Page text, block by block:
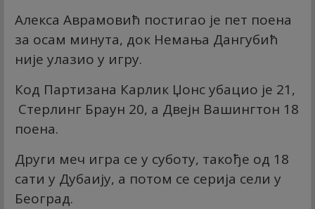
Алекса Аврамовић постигао је пет поена
за осам минута, док Немања Дангубић
није улазио у игру.
Код Партизана Карлик Џонс убацио је 21,
Стерлинг Браун 20, а Двејн Вашингтон 18
поена.
Други меч игра се у суботу, такође од 18
сати у Дубаију, а потом се серија сели у
Београд.